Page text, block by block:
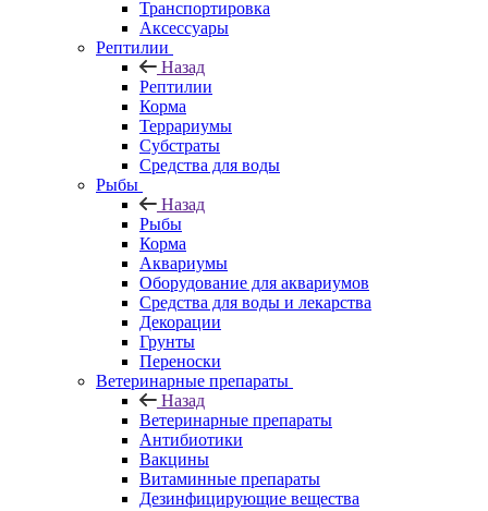
Транспортировка
Аксессуары
Рептилии
Назад
Рептилии
Корма
Террариумы
Субстраты
Средства для воды
Рыбы
Назад
Рыбы
Корма
Аквариумы
Оборудование для аквариумов
Средства для воды и лекарства
Декорации
Грунты
Переноски
Ветеринарные препараты
Назад
Ветеринарные препараты
Антибиотики
Вакцины
Витаминные препараты
Дезинфицирующие вещества